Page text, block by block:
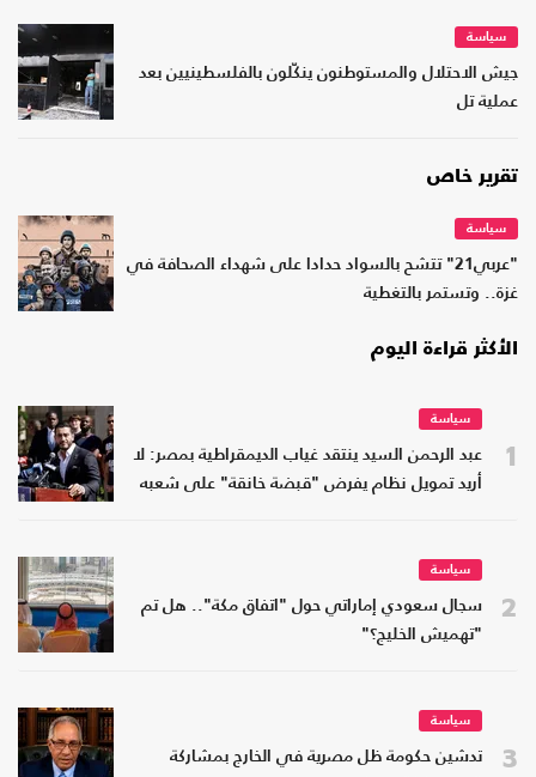
سياسة
جيش الاحتلال والمستوطنون ينكّلون بالفلسطينيين بعد
عملية تل
تقرير خاص
سياسة
"عربي21" تتشح بالسواد حدادا على شهداء الصحافة في
غزة.. وتستمر بالتغطية
الأكثر قراءة اليوم
1
سياسة
عبد الرحمن السيد ينتقد غياب الديمقراطية بمصر: لا
أريد تمويل نظام يفرض "قبضة خانقة" على شعبه
2
سياسة
سجال سعودي إماراتي حول "اتفاق مكة".. هل تم
"تهميش الخليج؟"
3
سياسة
تدشين حكومة ظل مصرية في الخارج بمشاركة